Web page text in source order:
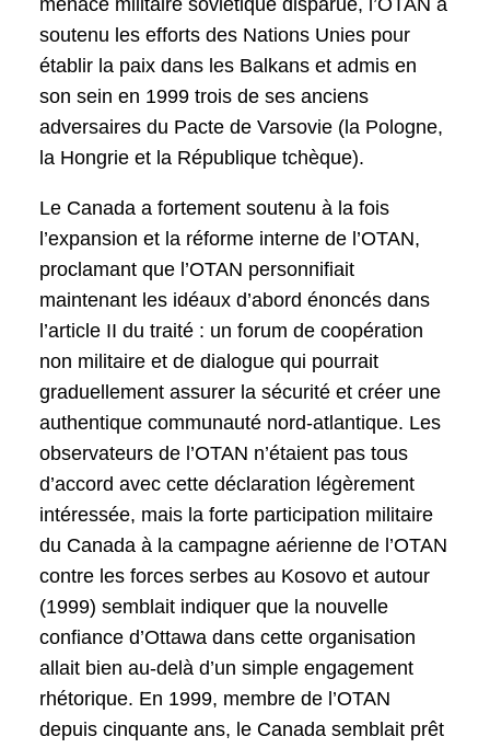
soutenu les efforts des Nations Unies pour
établir la paix dans les Balkans et admis en
son sein en 1999 trois de ses anciens
adversaires du Pacte de Varsovie (la Pologne,
la Hongrie et la République tchèque).
Le Canada a fortement soutenu à la fois
l’expansion et la réforme interne de l’OTAN,
proclamant que l’OTAN personnifiait
maintenant les idéaux d’abord énoncés dans
l’article II du traité : un forum de coopération
non militaire et de dialogue qui pourrait
graduellement assurer la sécurité et créer une
authentique communauté nord-atlantique. Les
observateurs de l’OTAN n’étaient pas tous
d’accord avec cette déclaration légèrement
intéressée, mais la forte participation militaire
du Canada à la campagne aérienne de l’OTAN
contre les forces serbes au Kosovo et autour
(1999) semblait indiquer que la nouvelle
confiance d’Ottawa dans cette organisation
allait bien au-delà d’un simple engagement
rhétorique. En 1999, membre de l’OTAN
depuis cinquante ans, le Canada semblait prêt